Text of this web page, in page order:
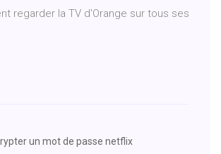
regarder la TV d'Orange sur tous ses
un mot de passe netflix